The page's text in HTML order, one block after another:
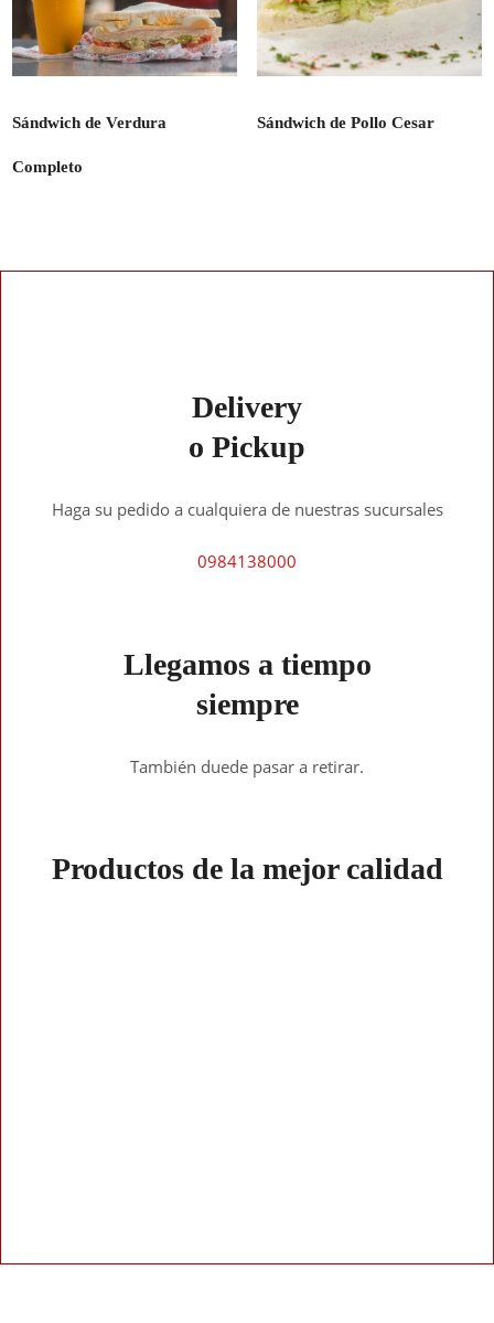
Sándwich de Verdura
Completo
Sándwich de Pollo Cesar
Delivery
o Pickup
Haga su pedido a cualquiera de nuestras sucursales
0984138000
Llegamos a tiempo
siempre
También duede pasar a retirar.
Productos de la mejor calidad